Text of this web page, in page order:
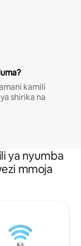
kamili
shirika na
ya nyumba
mmoja